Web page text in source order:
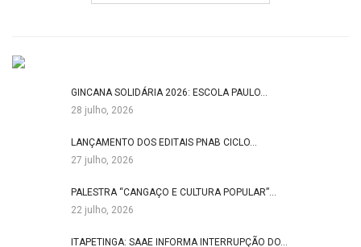
GINCANA SOLIDÁRIA 2026: ESCOLA PAULO…
28 julho, 2026
LANÇAMENTO DOS EDITAIS PNAB CICLO…
27 julho, 2026
PALESTRA “CANGAÇO E CULTURA POPULAR”…
22 julho, 2026
ITAPETINGA: SAAE INFORMA INTERRUPÇÃO DO…